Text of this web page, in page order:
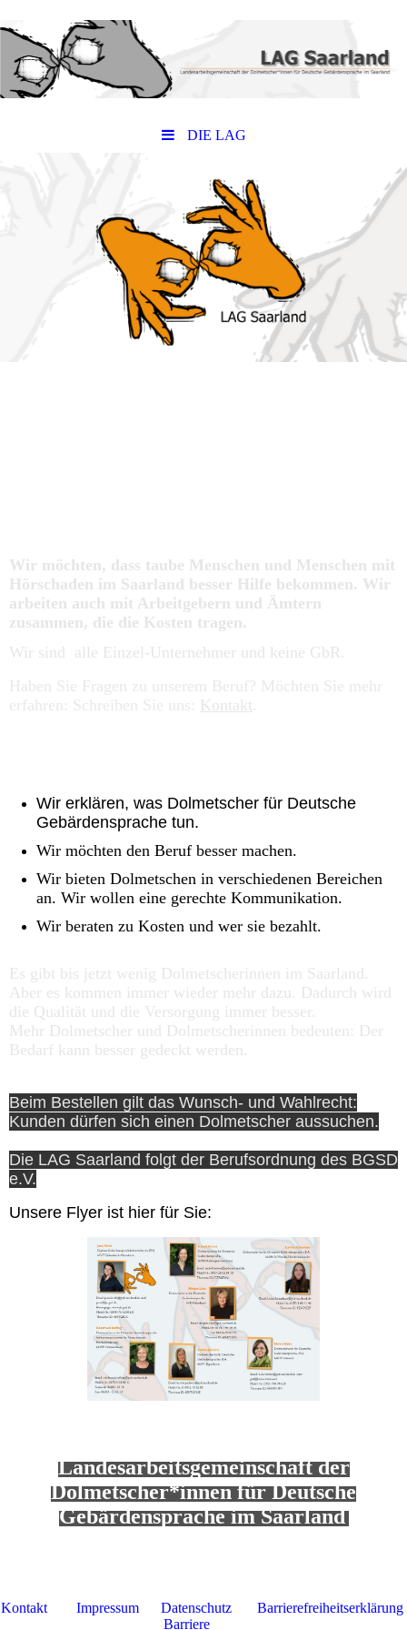
DIE LAG
Wir möchten, dass taube Menschen und Menschen mit
Hörschaden im Saarland besser Hilfe bekommen. Wir
arbeiten auch mit Arbeitgebern und Ämtern
zusammen, die die Kosten tragen.
Wir sind alle Einzel-Unternehmer und keine GbR.
Kontakt
Wir erklären, was Dolmetscher für Deutsche
Gebärdensprache tun.
Wir möchten den Beruf besser machen.
Wir bieten Dolmetschen in verschiedenen Bereichen
an. Wir wollen eine gerechte Kommunikation.
Wir beraten zu Kosten und wer sie bezahlt.
Es gibt bis jetzt wenig Dolmetscherinnen im Saarland.
Aber es kommen immer wieder mehr dazu.
Dadurch wird
die Qualität und die Versorgung immer besser.
Mehr Dolmetscher und Dolmetscherinnen bedeuten: Der
Bedarf kann besser gedeckt werden.
Beim Bestellen gilt das Wunsch- und Wahlrecht:
Kunden dürfen sich einen Dolmetscher aussuchen.
Die LAG Saarland folgt der Berufsordnung des BGSD
e.V.
Unsere Flyer ist hier für Sie:
Landesarbeitsgemeinschaft der
Dolmetscher*innen für Deutsche
Gebärdensprache im Saarland
Kontakt Impressum Datenschutz Barrierefreiheitserklärung
Barrieremelden